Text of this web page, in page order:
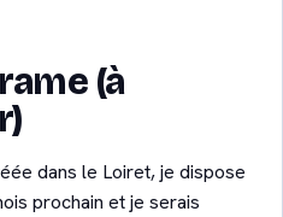
(à
dans le Loiret, je dispose
prochain et je serais